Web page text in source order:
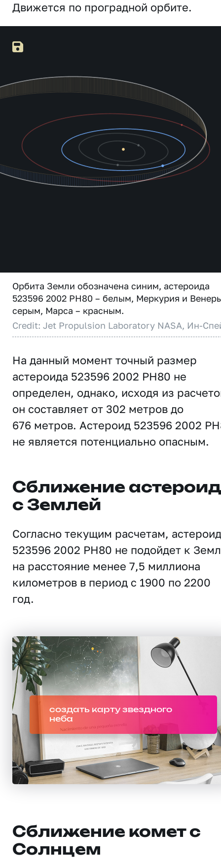
Движется по проградной орбите.
Орбита Земли обозначена синим, астероида
523596 2002 PH80 – белым, Меркурия и
серым, Марса – красным.
Credit: Jet Propulsion Laboratory NASA, Ин-
На данный момент точный размер
астероида 523596 2002 PH80 не
определен, однако, исходя из
он составляет от 302 метров до
676 метров. Астероид 523596 2002
не является потенциально опасным.
Сближение
с Землей
Согласно текущим расчетам, астероид
523596 2002 PH80 не подойдет к
на расстояние менее 7,5 миллиона
километров в период с 1900 по 2200
год.
создать карту звездного
неба
Сближение комет с
Солнцем